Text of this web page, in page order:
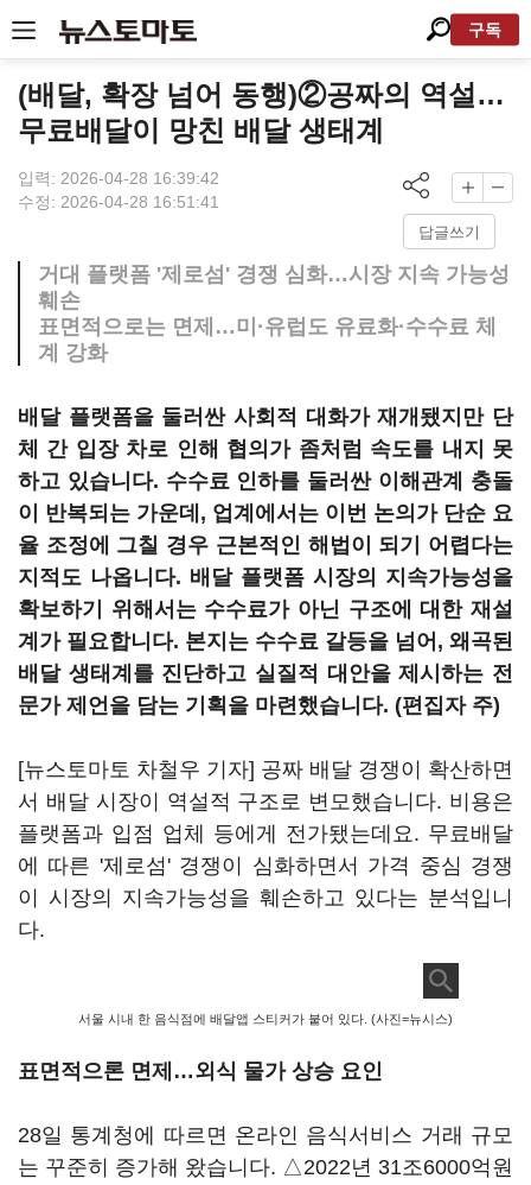
구독
(배달, 확장 넘어 동행)②공짜의 역설…
무료배달이 망친 배달 생태계
입력: 2026-04-28 16:39:42
수정: 2026-04-28 16:51:41
답글쓰기
거대 플랫폼 '제로섬' 경쟁 심화…시장 지속 가능성
훼손
표면적으로는 면제…미·유럽도 유료화·수수료 체
계 강화
배달 플랫폼을 둘러싼 사회적 대화가 재개됐지만 단
체 간 입장 차로 인해 협의가 좀처럼 속도를 내지 못
하고 있습니다. 수수료 인하를 둘러싼 이해관계 충돌
이 반복되는 가운데, 업계에서는 이번 논의가 단순 요
율 조정에 그칠 경우 근본적인 해법이 되기 어렵다는
지적도 나옵니다. 배달 플랫폼 시장의 지속가능성을
확보하기 위해서는 수수료가 아닌 구조에 대한 재설
계가 필요합니다. 본지는 수수료 갈등을 넘어, 왜곡된
배달 생태계를 진단하고 실질적 대안을 제시하는 전
문가 제언을 담는 기획을 마련했습니다. (편집자 주)
[뉴스토마토 차철우 기자] 공짜 배달 경쟁이 확산하면
서 배달 시장이 역설적 구조로 변모했습니다. 비용은
플랫폼과 입점 업체 등에게 전가됐는데요. 무료배달
에 따른 '제로섬' 경쟁이 심화하면서 가격 중심 경쟁
이 시장의 지속가능성을 훼손하고 있다는 분석입니
다.
서울 시내 한 음식점에 배달앱 스티커가 붙어 있다. (사진=뉴시스)
표면적으론 면제…외식 물가 상승 요인
28일 통계청에 따르면 온라인 음식서비스 거래 규모
는 꾸준히 증가해 왔습니다. △2022년 31조6000억원